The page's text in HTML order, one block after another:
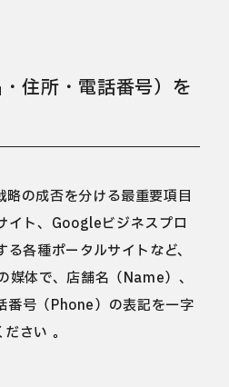
住所・電話番号）を
略の成否を分ける最重要項目
イト、Googleビジネスプロ
各種ポータルサイトなど、
体で、店舗名（Name）、
号（Phone）の表記を一字
さい 。